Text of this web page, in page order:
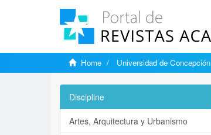
Home Universidad de Concepción
Discipline
Artes, Arquitectura y Urbanismo